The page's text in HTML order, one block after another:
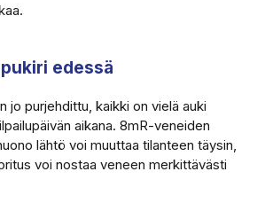
edessä
jo purjehdittu, kaikki on vielä auki
aikana. 8mR-veneiden
lähtö voi muuttaa tilanteen täysin,
voi nostaa veneen merkittävästi